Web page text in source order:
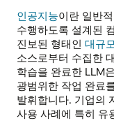
인공지능이란 일반
수행하도록 설계된
진보된 형태인 대규
소스로부터 수집한
학습을 완료한 LLM
광범위한 작업 완료
발휘합니다. 기업의
사용 사례에 특히 유